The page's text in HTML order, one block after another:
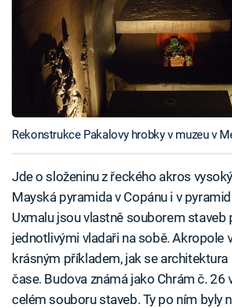
Rekonstrukce Pakalovy hrobky v muzeu v
Jde o složeninu z řeckého akros
Mayská pyramida v Copánu i v
Uxmalu jsou vlastně souborem staveb
jednotlivými vladaři na sobě. Akropole
krásným příkladem, jak se architektura
čase. Budova známá jako Chrám č. 26
celém souboru staveb. Ty po ním byly